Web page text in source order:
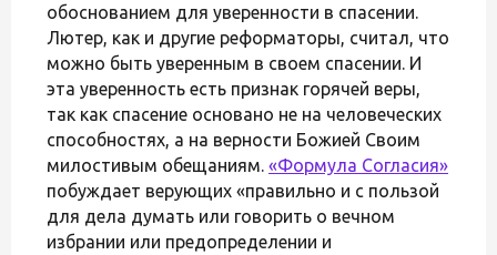
обоснованием для уверенности в спасении.
Лютер, как и другие реформаторы, считал, что
можно быть уверенным в своем спасении. И
эта уверенность есть признак горячей веры,
так как спасение основано не на человеческих
способностях, а на верности Божией Своим
милостивым обещаниям. «Формула Согласия»
побуждает верующих «правильно и с пользой
для дела думать или говорить о вечном
избрании или предопределении и